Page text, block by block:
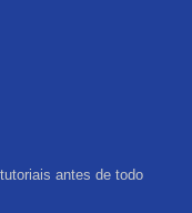
antes de todo